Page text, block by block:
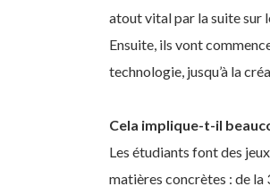
atout vital par la suite sur
Ensuite, ils vont
technologie, jusqu’à la
Cela implique-t-il
Les étudiants font des
matières concrètes : de la